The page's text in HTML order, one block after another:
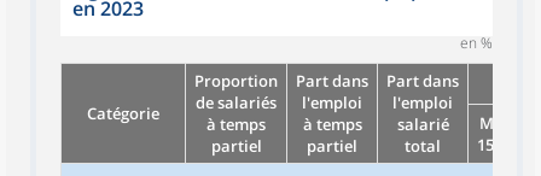
en 2023
en %
Catégorie
Proportion
de salariés
à temps
partiel
Part dans
l'emploi
à temps
partiel
Part dans
l'emploi
salarié
total
Moins
15